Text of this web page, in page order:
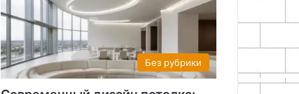
Без рубрики